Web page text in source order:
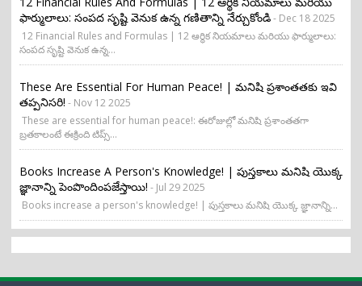
ఫార్ములాలు: సంపద సృష్టి వెనుక ఉన్న గణితాన్ని నేర్చుకోండి- Dec 18 2025
12 Financial Rules and Formulas | 12 ఆర్థిక నియమాలు మరియు ఫార్ములాలు:
సంపద సృష్టి వెనుక ఉన్న...
These Are Essential For Human Peace! | మనిషి ప్రశాంతతకు ఇవి
తప్పనిసరి! - Nov 12 2025
These are essential for human peace!: ఈరోజుల్లో మనిషి ప్రశాంతతగా
బ్రతకాలంటే ఈక్రింది టిప్స్...
Books Increase A Person's Knowledge! | పుస్తకాలు మనిషి యొక్క
జ్ఞానాన్ని పెంపొందింపజేస్తాయి! - Jul 29 2025
Books increase a person's knowledge! | పుస్తకాలు మనిషి యొక్క జ్ఞానాన్ని...